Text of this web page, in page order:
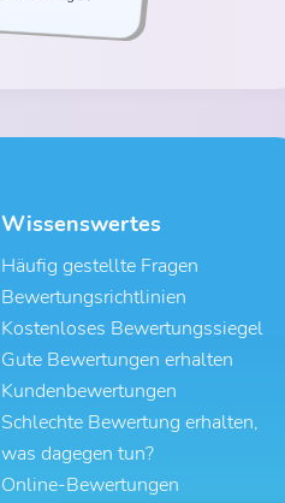
Wissenswertes
Häufig gestellte Fragen
Bewertungsrichtlinien
Kostenloses Bewertungssiegel
Gute Bewertungen erhalten
Kundenbewertungen
Schlechte Bewertung erhalten,
was dagegen tun?
Online-Bewertungen